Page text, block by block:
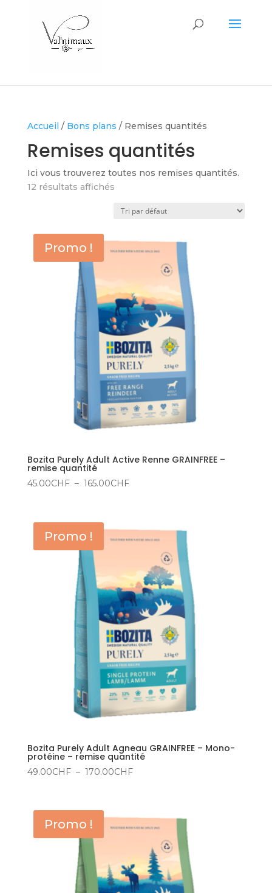
Accueil / Bons plans / Remises quantités
Remises quantités
Ici vous trouverez toutes nos remises quantités.
12 résultats affichés
Promo !
Bozita Purely Adult Active Renne GRAINFREE –
remise quantité
45.00CHF – 165.00CHFPlage
à
165.00CHF
Promo !
Bozita Purely Adult Agneau GRAINFREE – Mono-
protéine – remise quantité
49.00CHF – 170.00CHFPlage
à
170.00CHF
Promo !